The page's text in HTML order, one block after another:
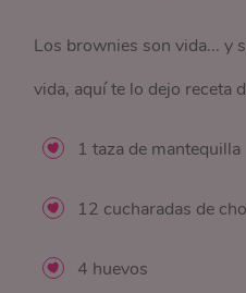
Los brownies son vida... y
vida, aquí te lo dejo receta
1 taza de mantequilla
12 cucharadas de
4 huevos